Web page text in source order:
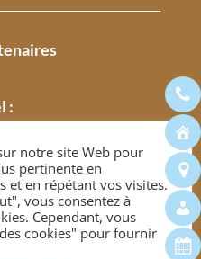
:
notre site Web pour
pertinente en
et en répétant vos visites.
vous consentez à
Cependant, vous
cookies" pour fournir